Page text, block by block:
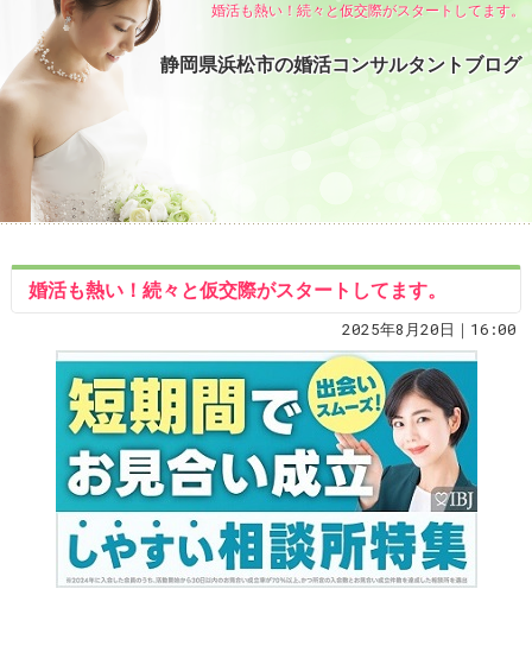
婚活も熱い！続々と仮交際がスタートしてます。
静岡県浜松市の婚活コンサルタントブログ
婚活も熱い！続々と仮交際がスタートしてます。
2025年8月20日｜16:00